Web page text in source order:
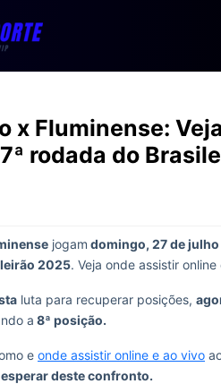
x Fluminense:
rodada do
jogam domingo, 27 de
2025. Veja onde assistir
luta para recuperar posições,
a 8ª posição.
e onde assistir online e ao vivo
deste confronto.